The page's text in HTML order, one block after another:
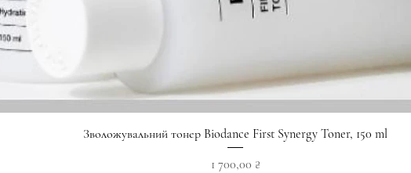
Швидкий перегляд
Зволожувальний тонер Biodance First Synergy Toner, 150 ml
Ціна
1 700,00 ₴